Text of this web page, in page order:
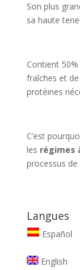
Son plus
sa haute
Contient
fraîches et
protéines
C’est
les régimes
processus
Langues
Español
English